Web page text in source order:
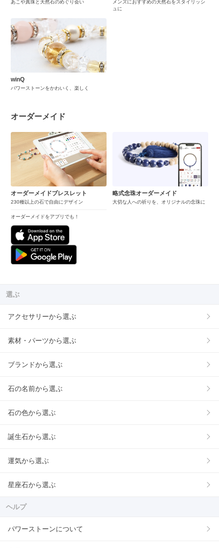
あこや真珠と天然石のめぐり会い
メンズにおすすめの天然石をスタイリッシ
ュに
winQ
パワーストーンをかわいく、楽しく
オーダーメイド
オーダーメイドブレスレット
230種以上の石で自由にデザイン
オーダーメイドをアプリでも！
略式念珠オーダーメイド
大切な人への祈りを、オリジナルの念珠に
選ぶ
アクセサリーから選ぶ
素材・パーツから選ぶ
ブランドから選ぶ
石の名前から選ぶ
石の色から選ぶ
誕生石から選ぶ
運気から選ぶ
星座石から選ぶ
ヘルプ
パワーストーンについて